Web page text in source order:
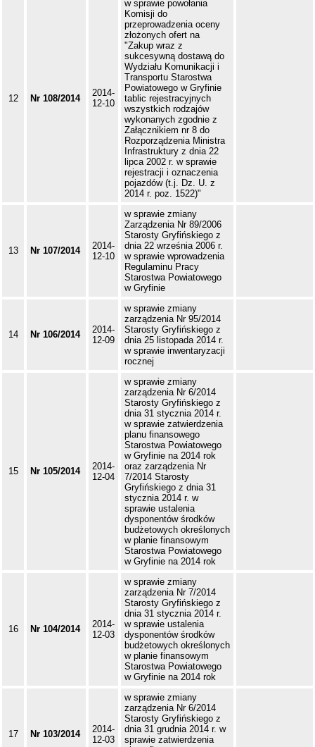
12 Nr 108/2014
2014-
12-10
w sprawie powołania
Komisji do
przeprowadzenia oceny
złożonych ofert na
"Zakup wraz z
sukcesywną dostawą do
Wydziału Komunikacji i
Transportu Starostwa
Powiatowego w Gryfinie
tablic rejestracyjnych
wszystkich rodzajów
wykonanych zgodnie z
Załącznikiem nr 8 do
Rozporządzenia Ministra
Infrastruktury z dnia 22
lipca 2002 r. w sprawie
rejestracji i oznaczenia
pojazdów (t.j. Dz. U. z
2014 r. poz. 1522)"
13 Nr 107/2014
2014-
12-10
w sprawie zmiany
Zarządzenia Nr 89/2006
Starosty Gryfińskiego z
dnia 22 września 2006 r.
w sprawie wprowadzenia
Regulaminu Pracy
Starostwa Powiatowego
w Gryfinie
14 Nr 106/2014
2014-
12-09
w sprawie zmiany
zarządzenia Nr 95/2014
Starosty Gryfińskiego z
dnia 25 listopada 2014 r.
w sprawie inwentaryzacji
rocznej
15 Nr 105/2014
2014-
12-04
w sprawie zmiany
zarządzenia Nr 6/2014
Starosty Gryfińskiego z
dnia 31 stycznia 2014 r.
w sprawie zatwierdzenia
planu finansowego
Starostwa Powiatowego
w Gryfinie na 2014 rok
oraz zarządzenia Nr
7/2014 Starosty
Gryfińskiego z dnia 31
stycznia 2014 r. w
sprawie ustalenia
dysponentów środków
budżetowych określonych
w planie finansowym
Starostwa Powiatowego
w Gryfinie na 2014 rok
16 Nr 104/2014
2014-
12-03
w sprawie zmiany
zarządzenia Nr 7/2014
Starosty Gryfińskiego z
dnia 31 stycznia 2014 r.
w sprawie ustalenia
dysponentów środków
budżetowych określonych
w planie finansowym
Starostwa Powiatowego
w Gryfinie na 2014 rok
17 Nr 103/2014
2014-
12-03
w sprawie zmiany
zarządzenia Nr 6/2014
Starosty Gryfińskiego z
dnia 31 grudnia 2014 r. w
sprawie zatwierdzenia